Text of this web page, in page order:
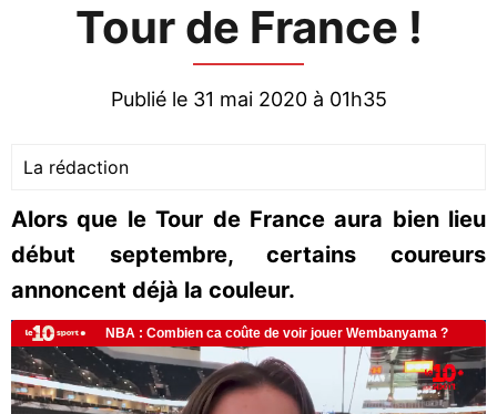
Tour de France !
Publié le 31 mai 2020 à 01h35
La rédaction
Alors que le Tour de France aura bien lieu
début septembre, certains coureurs
annoncent déjà la couleur.